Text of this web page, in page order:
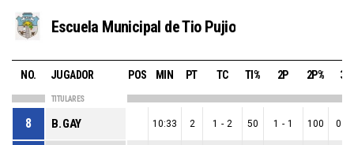
Escuela Municipal de Tio Pujio
NO. JUGADOR POS MIN PT TC TI% 2P 2P% 3P
TITULARES
8 B. GAY 10:33 2 1 - 2 50 1 - 1 100 0